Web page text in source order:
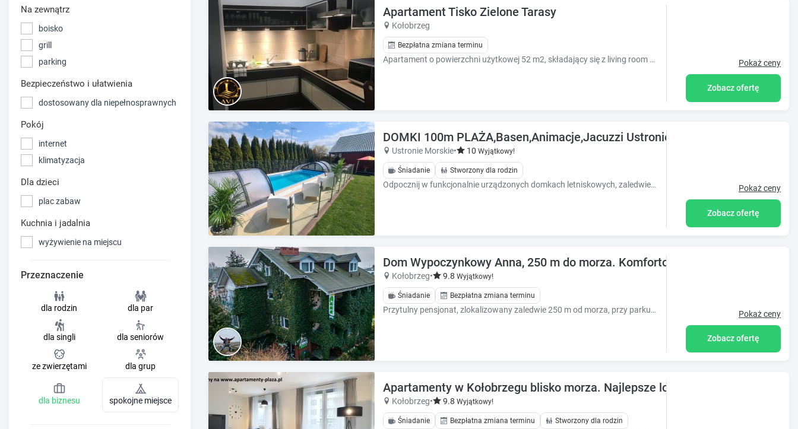
h
q
s
t
i
o
m
a
r
k
k
e
y
t
o
e
t
t
h
e
k
e
y
b
e
q
u
e
m
a
r
k
k
t
t
h
e
r
d
s
Na zewnątrz
boisko
grill
parking
Bezpieczeństwo i ułatwienia
dostosowany dla niepełnosprawnych
Pokój
internet
klimatyzacja
Dla dzieci
plac zabaw
Kuchnia i jadalnia
wyżywienie na miejscu
Przeznaczenie
dla rodzin dla par
dla singli dla seniorów
ze zwierzętami dla grup
dla biznesu spokojne miejsce
Apartament Tisko Zielone Tarasy
Kołobrzeg
Bezpłatna zmiana terminu
Apartament o powierzchni użytkowej 52 m2, składający się z living room z aneksem kuchennym, sypialni, łazienki i tarasu z zielonym ogródkiem. Pokaż ceny
Zobacz ofertę
DOMKI 100m PLAŻA,Basen,Animacje,Jacuzzi Ustronie Morskie
Ustronie Morskie• 10 Wyjątkowy!
Śniadanie Stworzony dla rodzin
Odpocznij w funkcjonalnie urządzonych domkach letniskowych, zaledwie 100 metrów od morza. Pokaż ceny
Zobacz ofertę
Dom Wypoczynkowy Anna, 250 m do morza. Komfortowe pokoje, Wi-Fi,
Kołobrzeg• 9.8 Wyjątkowy!
Śniadanie Bezpłatna zmiana terminu
Przytulny pensjonat, zlokalizowany zaledwie 250 m od morza, przy parku, w spokojnej okolicy. Obiekt całoroczny. Komfortowe pokoje, parking. Pokaż ceny
Zobacz ofertę
Apartamenty w Kołobrzegu blisko morza. Najlepsze lokalizacje w najniższej
Kołobrzeg• 9.8 Wyjątkowy!
Śniadanie Bezpłatna zmiana terminu Stworzony dla rodzin